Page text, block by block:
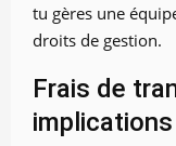
tu gères une
droits de gestion.
Frais de
implications